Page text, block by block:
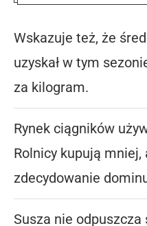
Wskazuje też, że
uzyskał w tym
za kilogram.
Rynek ciągników
Rolnicy kupują
zdecydowanie
Susza nie